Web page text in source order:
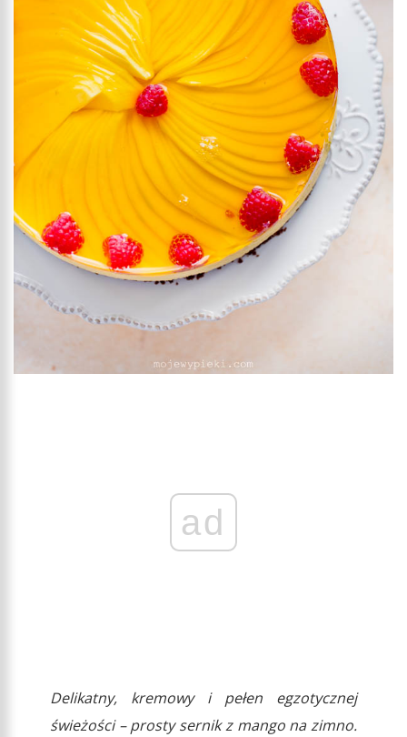
ad
Delikatny, kremowy i pełen egzotycznej
świeżości – prosty sernik z mango na zimno.